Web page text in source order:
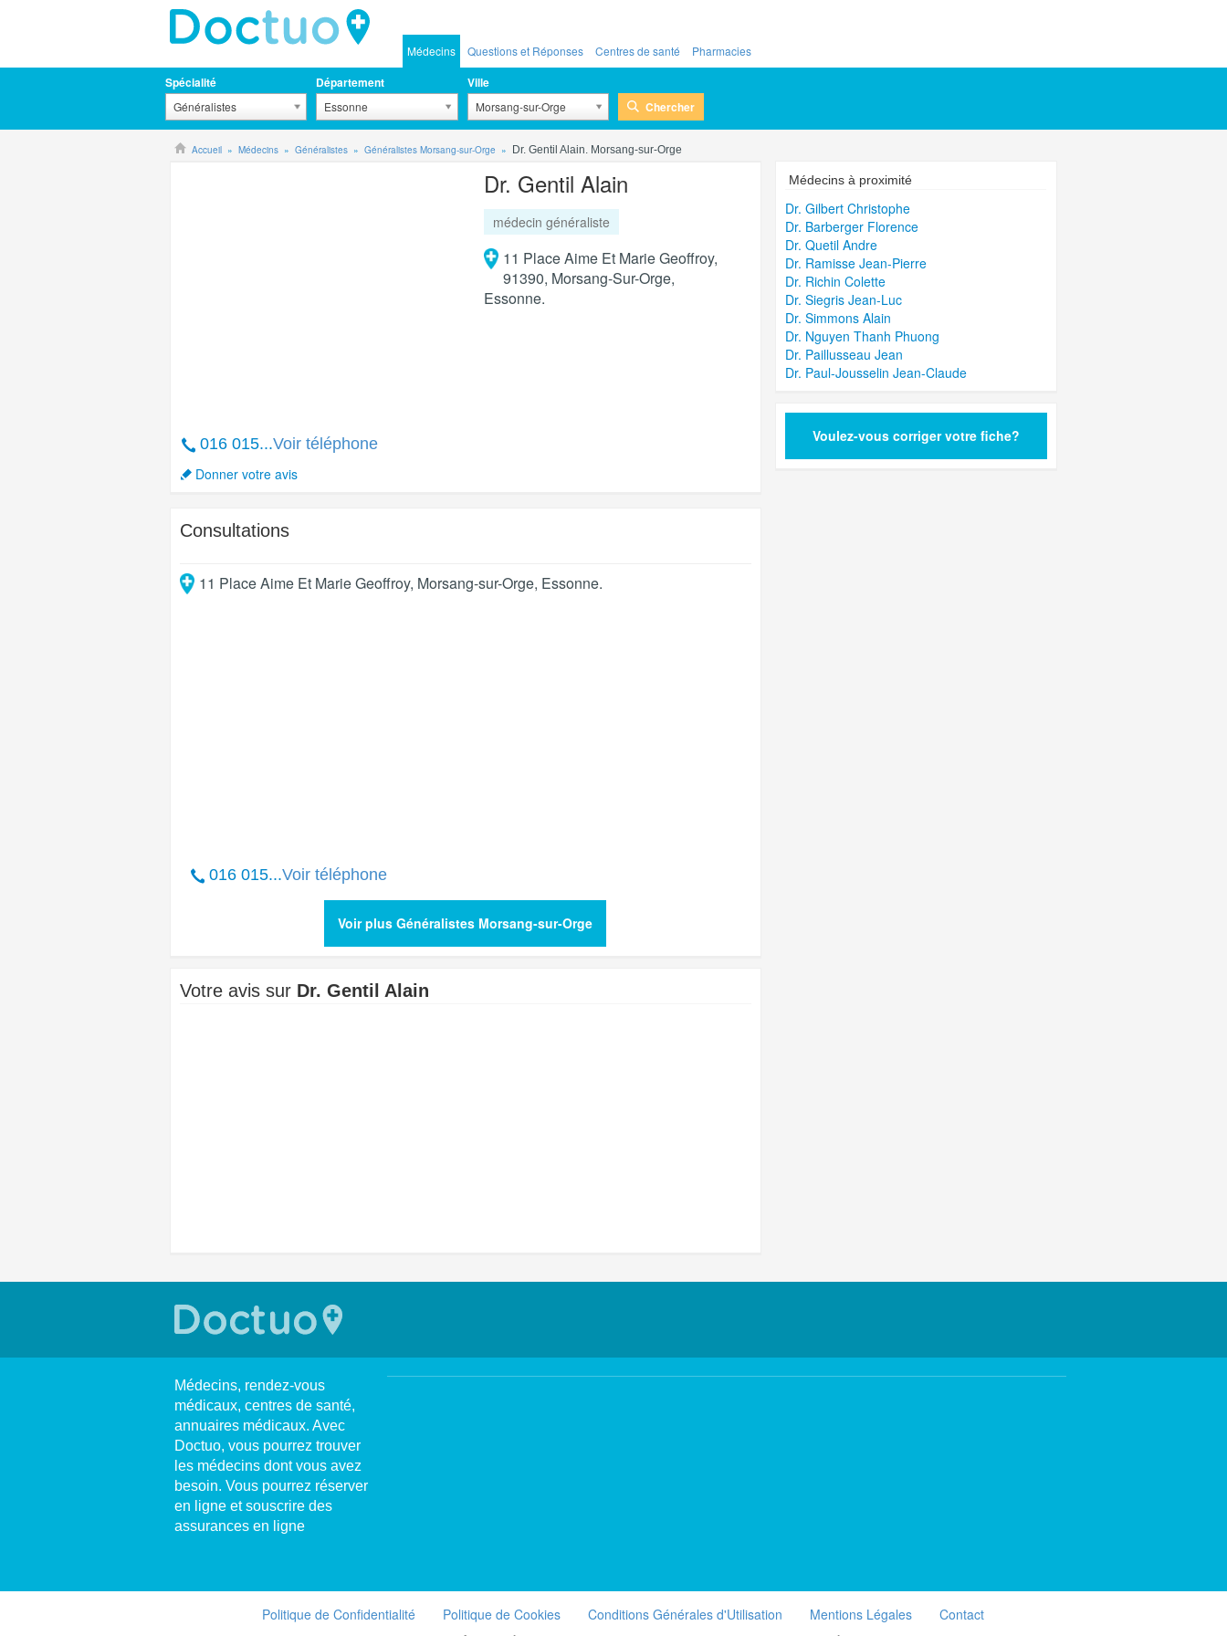
Médecins Questions et Réponses Centres de santé Pharmacies
Spécialité
Généralistes
Département
Essonne
Ville
Morsang-sur-Orge Chercher
Accueil Médecins Généralistes Généralistes Morsang-sur-Orge Dr. Gentil Alain. Morsang-sur-Orge
016 015...Voir téléphone
Donner votre avis
Dr. Gentil Alain
médecin généraliste
11 Place Aime Et Marie Geoffroy,
91390, Morsang-Sur-Orge,
Essonne.
Consultations
11 Place Aime Et Marie Geoffroy, Morsang-sur-Orge, Essonne.
016 015...Voir téléphone
Voir plus Généralistes Morsang-sur-Orge
Votre avis sur Dr. Gentil Alain
Médecins à proximité
Dr. Gilbert Christophe
Dr. Barberger Florence
Dr. Quetil Andre
Dr. Ramisse Jean-Pierre
Dr. Richin Colette
Dr. Siegris Jean-Luc
Dr. Simmons Alain
Dr. Nguyen Thanh Phuong
Dr. Paillusseau Jean
Dr. Paul-Jousselin Jean-Claude
Voulez-vous corriger votre fiche?
Médecins, rendez-vous
médicaux, centres de santé,
annuaires médicaux. Avec
Doctuo, vous pourrez trouver
les médecins dont vous avez
besoin. Vous pourrez réserver
en ligne et souscrire des
assurances en ligne
Politique de Confidentialité Politique de Cookies Conditions Générales d'Utilisation Mentions Légales Contact